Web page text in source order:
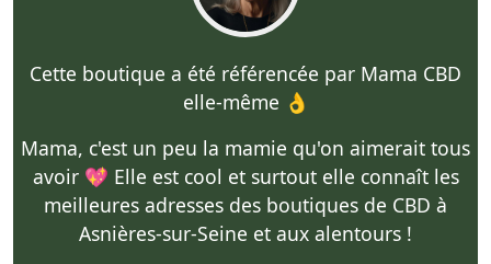
Cette boutique a été référencée par Mama CBD
elle-même 👌
Mama, c'est un peu la mamie qu'on aimerait tous
avoir 💖 Elle est cool et surtout elle connaît les
meilleures adresses des boutiques de CBD à
Asnières-sur-Seine et aux alentours !